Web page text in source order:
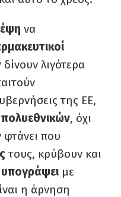
να
δίνουν λιγότερα
της ΕΕ,
πολυεθνικών, όχι
που
τους, κρύβουν και
υπογράψει με
η άρνηση